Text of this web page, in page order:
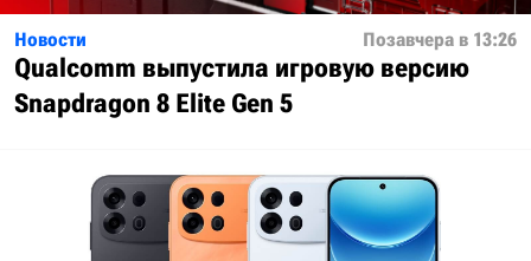
Новости Позавчера в 13:26
Qualcomm выпустила игровую версию
Snapdragon 8 Elite Gen 5